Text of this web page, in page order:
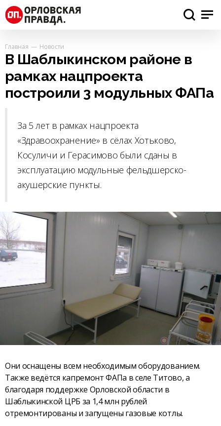
Главная Новости
В Шаблыкинском районе в
рамках нацпроекта
построили 3 модульных ФАПа
За 5 лет в рамках нацпроекта
«Здравоохранение» в сёлах Хотьково,
Косуличи и Герасимово были сданы в
эксплуатацию модульные фельдшерско-
акушерские пункты.
Они оснащены всем необходимым оборудованием.
Также ведётся капремонт ФАПа в селе Титово, а
благодаря поддержке Орловской области в
Шаблыкинской ЦРБ за 1,4 млн рублей
отремонтированы и запущены газовые котлы.